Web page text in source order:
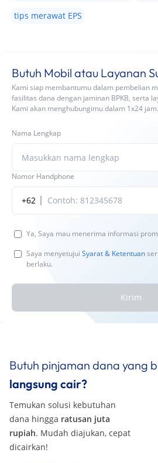
tips merawat EPS
Butuh Mobil atau Layanan
Kami siap membantumu dalam pembelian
fasilitas dana dengan jaminan BPKB, serta
Kami akan menghubungimu dalam 1x24 jam.
Nama Lengkap
Nomor Handphone
+62
Ya, Saya mau menerima informasi
Saya menyetujui Syarat & Ketentuan
berlaku.
Kirim
Butuh pinjaman dana yang
langsung cair?
Temukan solusi kebutuhan
dana hingga ratusan juta
rupiah. Mudah diajukan, cepat
dicairkan!